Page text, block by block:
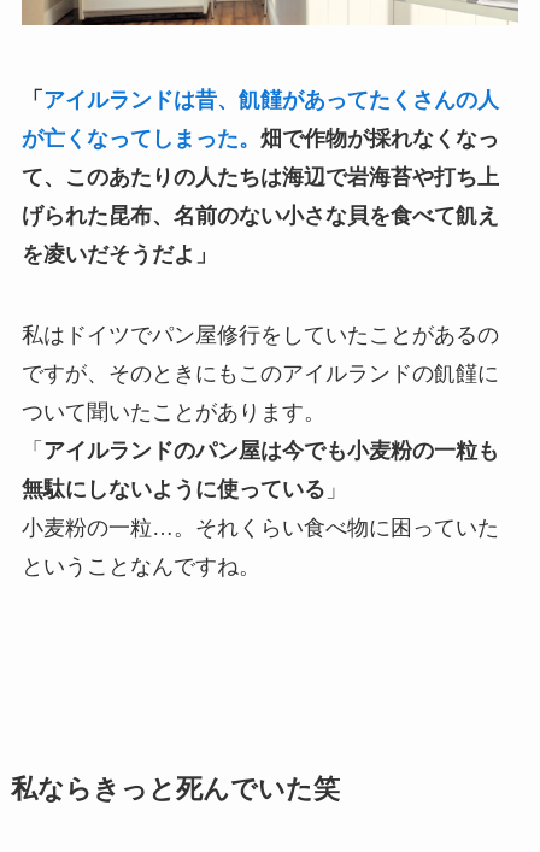
「 アイルランドは昔、飢饉があってたくさんの人
が亡くなってしまった。 畑で作物が採れなくなっ
て、このあたりの人たちは海辺で岩海苔や打ち上
げられた昆布、名前のない小さな貝を食べて飢え
を凌いだそうだよ」
私はドイツでパン屋修行をしていたことがあるの
ですが、そのときにもこのアイルランドの飢饉に
ついて聞いたことがあります。
「 アイルランドのパン屋は今でも小麦粉の一粒も
無駄にしないように使っている 」
小麦粉の一粒…。それくらい食べ物に困っていた
ということなんですね。
私ならきっと死んでいた笑